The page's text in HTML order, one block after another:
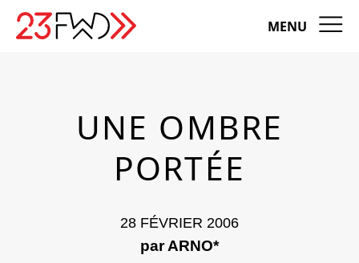
MENU
UNE OMBRE
PORTÉE
28 FÉVRIER 2006
par ARNO*